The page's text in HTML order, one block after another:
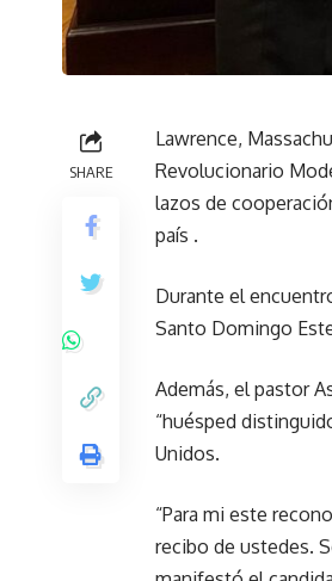
SHARE
Lawrence,
Revolucionario
lazos de
país .
Durante el
Santo Domingo
Además, el pastor
“huésped
Unidos.
“Para mi este
recibo de ustedes.